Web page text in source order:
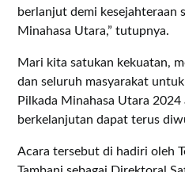
berlanjut demi kesejahteraan
Minahasa Utara,” tutupnya.
Mari kita satukan kekuatan,
dan seluruh masyarakat
Pilkada Minahasa Utara 2024
berkelanjutan dapat terus
Acara tersebut di hadiri oleh